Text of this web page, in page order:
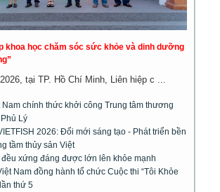
khoa học chăm sóc sức khỏe và dinh dưỡng
tại TP. Hồ Chí Minh, Liên hiệp c ...
Nam chính thức khởi công Trung tâm thương
Lý
2026: Đổi mới sáng tạo - Phát triển bền
tầm thủy sản Việt
đều xứng đáng được lớn lên khỏe mạnh
Nam đồng hành tổ chức Cuộc thi “Tôi Khỏe
thứ 5